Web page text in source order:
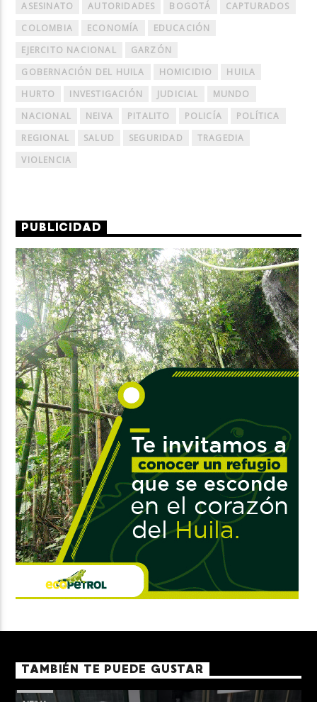
ASESINATO AUTORIDADES BOGOTÁ
CAPTURADOS
COLOMBIA
ECONOMÍA
EDUCACIÓN
EJERCITO NACIONAL
GARZÓN
GOBERNACIÓN DEL HUILA
HOMICIDIO
HUILA
HURTO
INVESTIGACIÓN JUDICIAL
MUNDO
NACIONAL
NEIVA PITALITO POLICÍA
POLÍTICA
REGIONAL
SALUD SEGURIDAD
TRAGEDIA
VIOLENCIA
PUBLICIDAD
TAMBIÉN TE PUEDE GUSTAR